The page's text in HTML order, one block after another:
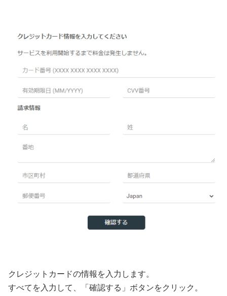
クレジットカードの情報を入力します。
すべてを入力して、「確認する」ボタンをクリック。